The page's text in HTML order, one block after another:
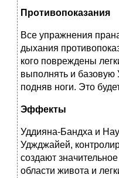
Противопоказания
Все упражнения
дыхания
кого повреждены
выполнять и
подняв ноги. Это
Эффекты
Уддияна-Бандха и
Уджджайей,
создают
области живота и